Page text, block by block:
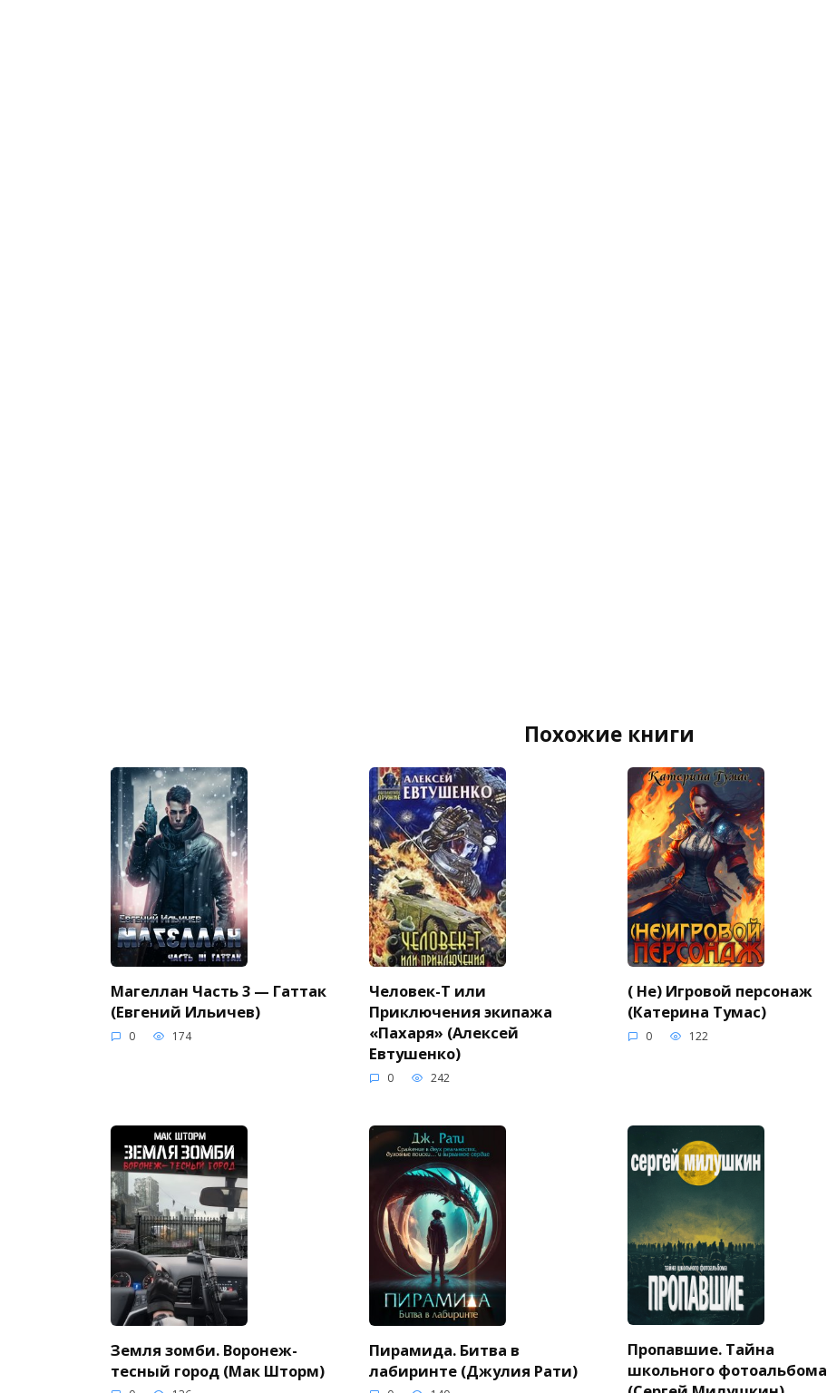
Похожие книги
Магеллан Часть 3 — Гаттак
(Евгений Ильичев)
0 174
Человек-Т или
Приключения экипажа
«Пахаря» (Алексей
Евтушенко)
0 242
( Не) Игровой персонаж
(Катерина Тумас)
0 122
Земля зомби. Воронеж-
тесный город (Мак Шторм)
Пирамида. Битва в
лабиринте (Джулия Рати)
Пропавшие. Тайна
школьного фотоальбома